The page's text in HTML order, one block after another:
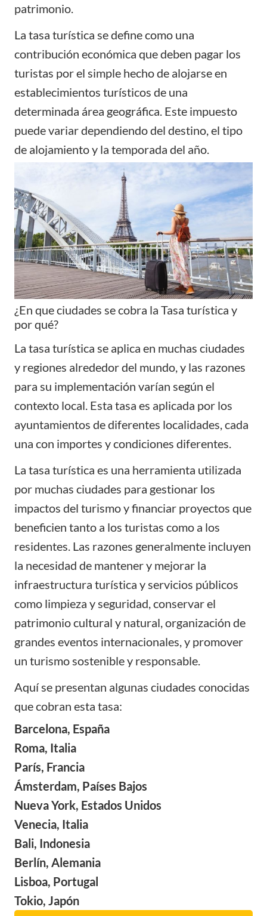
patrimonio.
La tasa turística se define como una
contribución económica que deben pagar los
turistas por el simple hecho de alojarse en
establecimientos turísticos de una
determinada área geográfica. Este impuesto
puede variar dependiendo del destino, el tipo
de alojamientoy la temporada del año.
¿En que ciudades se cobra la Tasa turística y
por qué?
La tasa turística se aplica en muchas ciudades
y regiones alrededor del mundo, y las razones
para su implementación varían según el
contexto local. Esta tasa es aplicada por los
ayuntamientos de diferentes localidades, cada
una con importes y condiciones diferentes.
La tasa turística es una herramienta utilizada
por muchas ciudades para gestionar los
impactos del turismo y financiar proyectos que
beneficien tanto a los turistas como a los
residentes. Las razones generalmente incluyen
la necesidad de mantener y mejorar la
infraestructura turística y servicios públicos
como limpieza y seguridad, conservar el
patrimonio cultural y natural, organización de
grandes eventos internacionales, y promover
un turismo sostenible y responsable.
Aquí se presentan algunas ciudades conocidas
que cobran esta tasa:
Barcelona, España
Roma, Italia
París, Francia
Ámsterdam, Países Bajos
Nueva York, Estados Unidos
Venecia, Italia
Bali, Indonesia
Berlín, Alemania
Lisboa, Portugal
Tokio, Japón